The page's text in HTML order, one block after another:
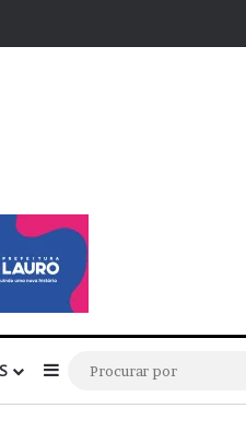
Barra Lateral